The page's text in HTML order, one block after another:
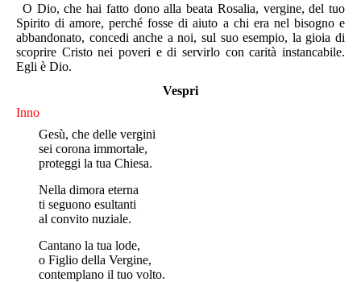
O Dio, che hai fatto dono alla beata Rosalia, vergine, del tuo
Spirito di amore, perché fosse di aiuto a chi era nel bisogno e
abbandonato, concedi anche a noi, sul suo esempio, la gioia di
scoprire Cristo nei poveri e di servirlo con carità instancabile.
Egli è Dio.
Vespri
Inno
Gesù, che delle vergini
sei corona immortale,
proteggi la tua Chiesa.
Nella dimora eterna
ti seguono esultanti
al convito nuziale.
Cantano la tua lode,
o Figlio della Vergine,
contemplano il tuo volto.